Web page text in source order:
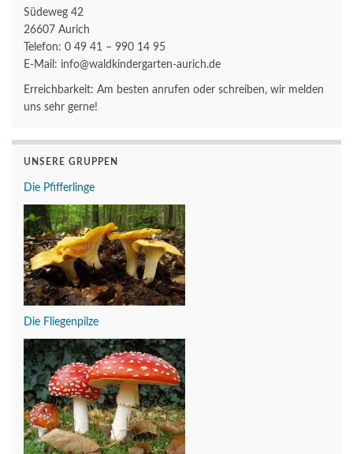
Südeweg 42
26607 Aurich
Telefon: 0 49 41 – 990 14 95
E-Mail: info@waldkindergarten-aurich.de
Erreichbarkeit: Am besten anrufen oder schreiben, wir melden
uns sehr gerne!
UNSERE GRUPPEN
Die Pfifferlinge
Die Fliegenpilze